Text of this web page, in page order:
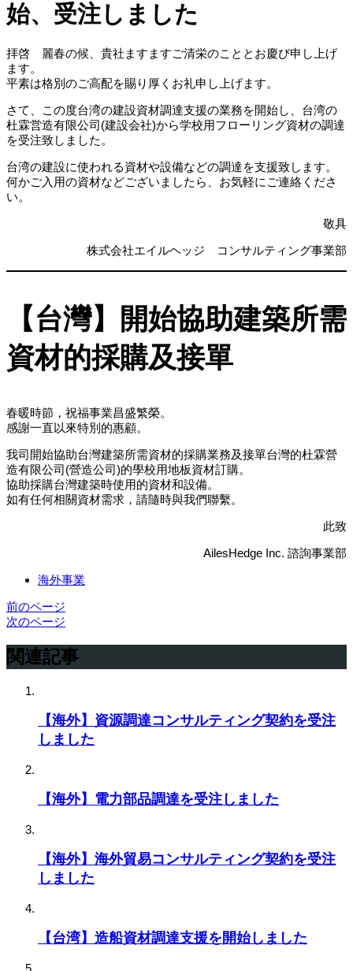
始、受注しました
拝啓 麗春の候、貴社ますますご清栄のこととお慶び申し上げ
ます。
平素は格別のご高配を賜り厚くお礼申し上げます。
さて、この度台湾の建設資材調達支援の業務を開始し、台湾の
杜霖営造有限公司(建設会社)から学校用フローリング資材の調達
を受注致しました。
台湾の建設に使われる資材や設備などの調達を支援致します。
何かご入用の資材などございましたら、お気軽にご連絡くださ
い。
敬具
株式会社エイルヘッジ コンサルティング事業部
【台灣】開始協助建築所需
資材的採購及接單
春暖時節，祝福事業昌盛繁榮。
感謝一直以來特別的惠顧。
我司開始協助台灣建築所需資材的採購業務及接單台灣的杜霖營
造有限公司(營造公司)的學校用地板資材訂購。
協助採購台灣建築時使用的資材和設備。
如有任何相關資材需求，請隨時與我們聯繫。
此致
AilesHedge Inc. 諮詢事業部
海外事業
前のページ
次のページ
関連記事
【海外】資源調達コンサルティング契約を受注
しました
【海外】電力部品調達を受注しました
【海外】海外貿易コンサルティング契約を受注
しました
【台湾】造船資材調達支援を開始しました